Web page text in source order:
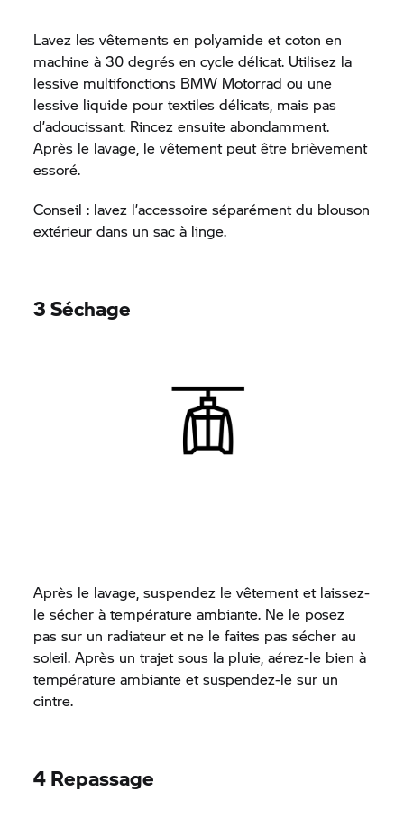
Lavez les vêtements en polyamide et coton en
machine à 30 degrés en cycle délicat. Utilisez la
lessive multifonctions BMW Motorrad ou une
lessive liquide pour textiles délicats, mais pas
d’adoucissant. Rincez ensuite abondamment.
Après le lavage, le vêtement peut être brièvement
essoré.
Conseil : lavez l’accessoire séparément du blouson
extérieur dans un sac à linge.
3 Séchage
Après le lavage, suspendez le vêtement et laissez-
le sécher à température ambiante. Ne le posez
pas sur un radiateur et ne le faites pas sécher au
soleil. Après un trajet sous la pluie, aérez-le bien à
température ambiante et suspendez-le sur un
cintre.
4 Repassage